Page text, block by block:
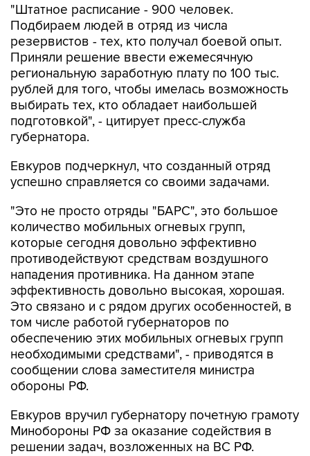
"Штатное расписание - 900 человек.
Подбираем людей в отряд из числа
резервистов - тех, кто получал боевой опыт.
Приняли решение ввести ежемесячную
региональную заработную плату по 100 тыс.
рублей для того, чтобы имелась возможность
выбирать тех, кто обладает наибольшей
подготовкой", - цитирует пресс-служба
губернатора.
Евкуров подчеркнул, что созданный отряд
успешно справляется со своими задачами.
"Это не просто отряды "БАРС", это большое
количество мобильных огневых групп,
которые сегодня довольно эффективно
противодействуют средствам воздушного
нападения противника. На данном этапе
эффективность довольно высокая, хорошая.
Это связано и с рядом других особенностей, в
том числе работой губернаторов по
обеспечению этих мобильных огневых групп
необходимыми средствами", - приводятся в
сообщении слова заместителя министра
обороны РФ.
Евкуров вручил губернатору почетную грамоту
Минобороны РФ за оказание содействия в
решении задач, возложенных на ВС РФ.